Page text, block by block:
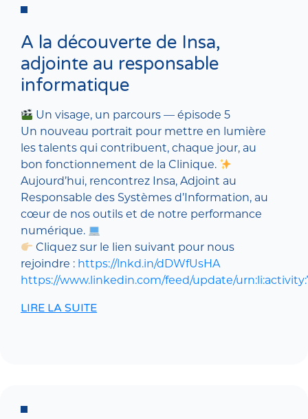
A la découverte de Insa,
adjointe au responsable
informatique
Un visage, un parcours — épisode 5
Un nouveau portrait pour mettre en lumière
les talents qui contribuent, chaque jour, au
bon fonctionnement de la Clinique.
Aujourd’hui, rencontrez Insa, Adjoint au
Responsable des Systèmes d’Information, au
cœur de nos outils et de notre performance
numérique.
Cliquez sur le lien suivant pour nous
rejoindre : https://lnkd.in/dDWfUsHA
https://www.linkedin.com/feed/update/
LIRE LA SUITE